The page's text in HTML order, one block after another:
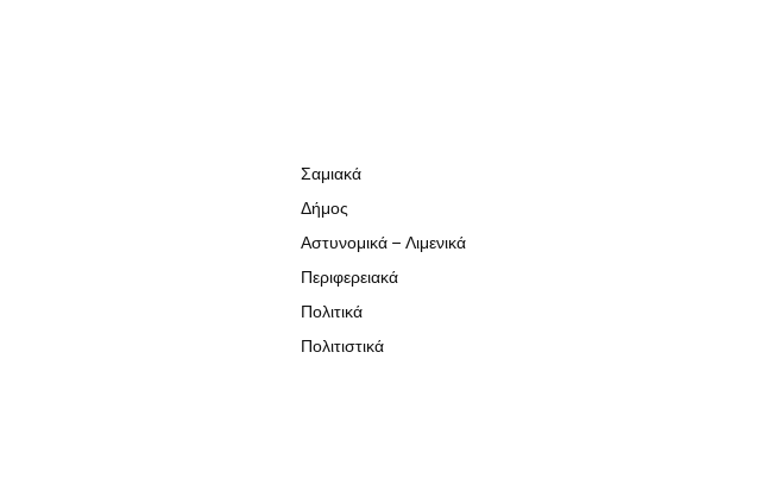
Σαμιακά
Δήμος
Αστυνομικά – Λιμενικά
Περιφερειακά
Πολιτικά
Πολιτιστικά